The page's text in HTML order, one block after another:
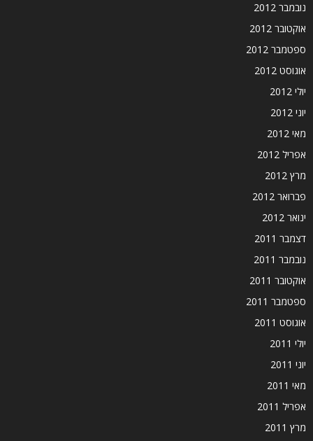
נובמבר 2012
אוקטובר 2012
ספטמבר 2012
אוגוסט 2012
יולי 2012
יוני 2012
מאי 2012
אפריל 2012
מרץ 2012
פברואר 2012
ינואר 2012
דצמבר 2011
נובמבר 2011
אוקטובר 2011
ספטמבר 2011
אוגוסט 2011
יולי 2011
יוני 2011
מאי 2011
אפריל 2011
מרץ 2011